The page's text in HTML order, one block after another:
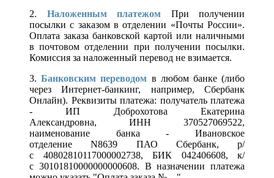
2. Наложенным платежом При получении
посылки с заказом в отделении «Почты России».
Оплата заказа банковской картой или наличными
в почтовом отделении при получении посылки.
Комиссия за наложенный перевод не взимается.
3.Банковским переводом в любом банке (либо
через Интернет-банкинг, например, Сбербанк
Онлайн). Реквизиты платежа: получатель платежа
- ИП Доброхотова Екатерина
Александровна, ИНН 370527069522,
наименование банка - Ивановское
отделение N8639 ПАО Сбербанк, р/
с 40802810117000002738, БИК 042406608, к/
с 30101810000000000608. В назначении платежа